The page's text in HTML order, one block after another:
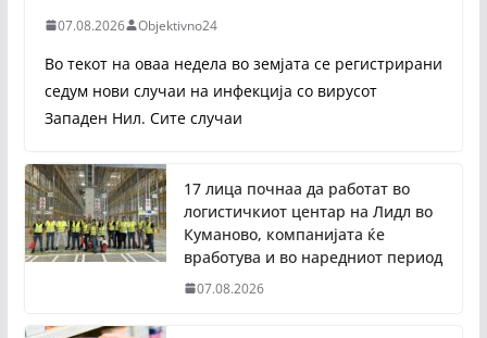
07.08.2026 Objektivno24
Во текот на оваа недела во земјата се регистрирани
седум нови случаи на инфекција со вирусот
Западен Нил. Сите случаи
17 лица почнаа да работат во
логистичкиот центар на Лидл во
Куманово, компанијата ќе
вработува и во наредниот период
07.08.2026